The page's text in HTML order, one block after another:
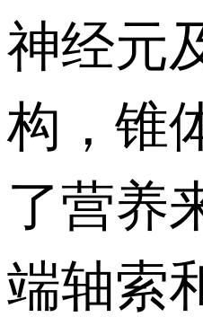
神经元
构，锥
了营养
端轴索